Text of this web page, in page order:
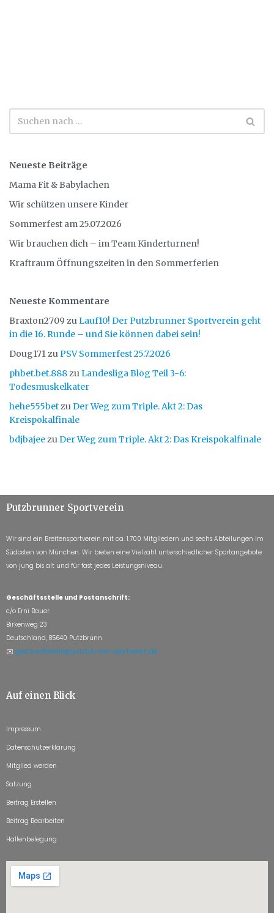
Neueste Beiträge
Mama Fit & Babylachen
Wir schützen unsere Kinder
Sommerfest am 25.07.2026
Wir brauchen dich – im Team Kinderturnen!
Kraftraum Öffnungszeiten in den Sommerferien
Neueste Kommentare
Braxton2709 zuLauf10! Der Putzbrunner Sportverein geht
in die 16. Runde – und Sie können dabei sein!
Doug171zuPSV Sommerfest 25.7.2026
phbet.bet.888zuLandesliga Blog Teil 3-6:
Todesmuskelkater
hehe555betzuDer Weg zum Triple. Akt 2: Das
Kreispokalfinale
bdjbajeezuDer Weg zum Triple. Akt 2: Das Kreispokalfinale
Putzbrunner Sportverein
Wir sind ein Breitensportverein mit ca. 1.700 Mitgliedern und sechs Abteilungen im
Südosten von München. Wir bieten eine Vielzahl unterschiedlicher Sportangebote
von jung bis alt und für fast jedes Leistungsniveau.
Geschäftsstelle und Postanschrift:
c/o Erni Bauer
Birkenweg 23
Deutschland, 85640 Putzbrunn
✉️ geschaeftsstelle@putzbrunner-sportverein.de
Auf einen Blick
Impressum
Datenschutzerklärung
Mitglied werden
Satzung
Beitrag Erstellen
Beitrag Bearbeiten
Hallenbelegung